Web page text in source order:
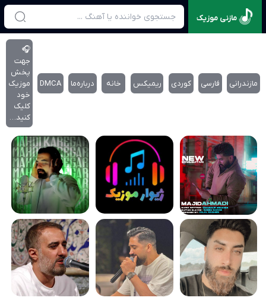
مازنی موزیک
مازندرانی فارسی کوردی ریمیکس خانه درباره‌‌ما DMCA
🎧
جهت
پخش
موزیک
خود
کلیک
کنید…